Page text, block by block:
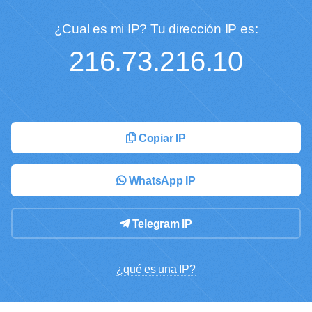
¿Cual es mi IP? Tu dirección IP es:
216.73.216.10
Copiar IP
WhatsApp IP
Telegram IP
¿qué es una IP?